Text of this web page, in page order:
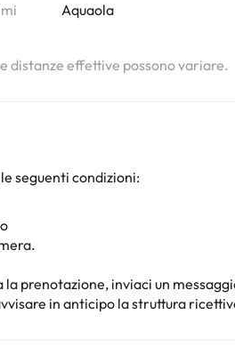
Aquaola
distanze effettive possono variare.
seguenti condizioni:
prenotazione, inviaci un
in anticipo la struttura